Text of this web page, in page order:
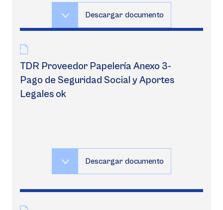
Descargar documento
TDR Proveedor Papelería Anexo 3-
Pago de Seguridad Social y Aportes
Legales ok
Descargar documento